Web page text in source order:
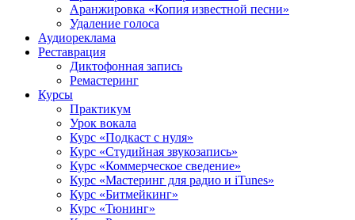
Аранжировка «Копия известной песни»
Удаление голоса
Аудиореклама
Реставрация
Диктофонная запись
Ремастеринг
Курсы
Практикум
Урок вокала
Курс «Подкаст с нуля»
Курс «Студийная звукозапись»
Курс «Коммерческое сведение»
Курс «Мастеринг для радио и iTunes»
Курс «Битмейкинг»
Курс «Тюнинг»